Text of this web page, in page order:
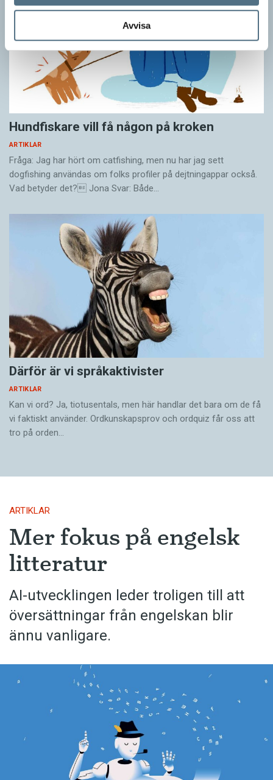
Avvisa
Hundfiskare vill få någon på kroken
ARTIKLAR
Fråga: Jag har hört om catfishing, men nu har jag sett
dogfishing användas om folks profiler på dejtningappar också.
Vad betyder det? Jona Svar: Både…
Därför är vi språkaktivister
ARTIKLAR
Kan vi ord? Ja, tiotusentals, men här handlar det bara om de få
vi faktiskt använder. Ordkunskapsprov och ordquiz får oss att
tro på orden…
ARTIKLAR
Mer fokus på engelsk
litteratur
AI-utvecklingen leder troligen till att
översättningar från engelskan blir
ännu vanligare.